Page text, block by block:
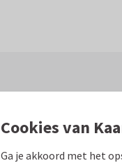
Cookies van
Ga je akkoord met het